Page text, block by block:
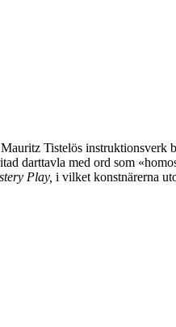
Tistelös instruktionsverk
darttavla med ord som
Play, i vilket konstnärerna